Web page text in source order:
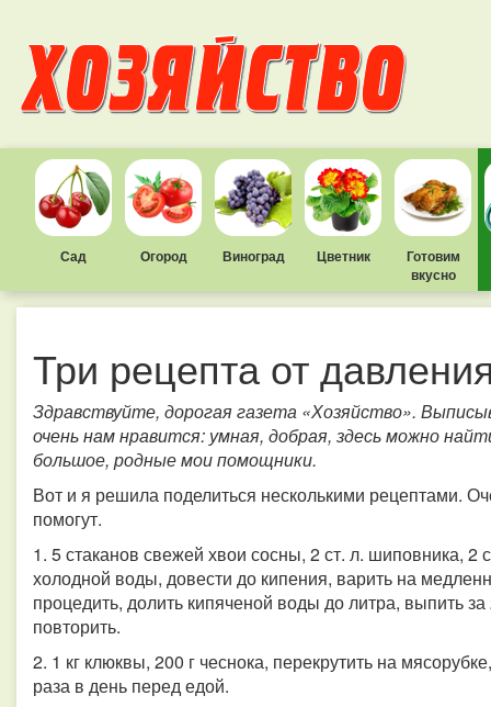
Сад Огород Виноград Цветник
Готовим
вкусно
Три рецепта от
Здравствуйте, дорогая газета «Хозяйство».
очень нам нравится: умная, добрая, здесь можно
большое, родные мои помощники.
Вот и я решила поделиться несколькими рецептами.
помогут.
1. 5 стаканов свежей хвои сосны, 2 ст. л. шиповника, 2
холодной воды, довести до кипения, варить на
процедить, долить кипяченой воды до литра, выпить
повторить.
2. 1 кг клюквы, 200 г чеснока, перекрутить на
раза в день перед едой.